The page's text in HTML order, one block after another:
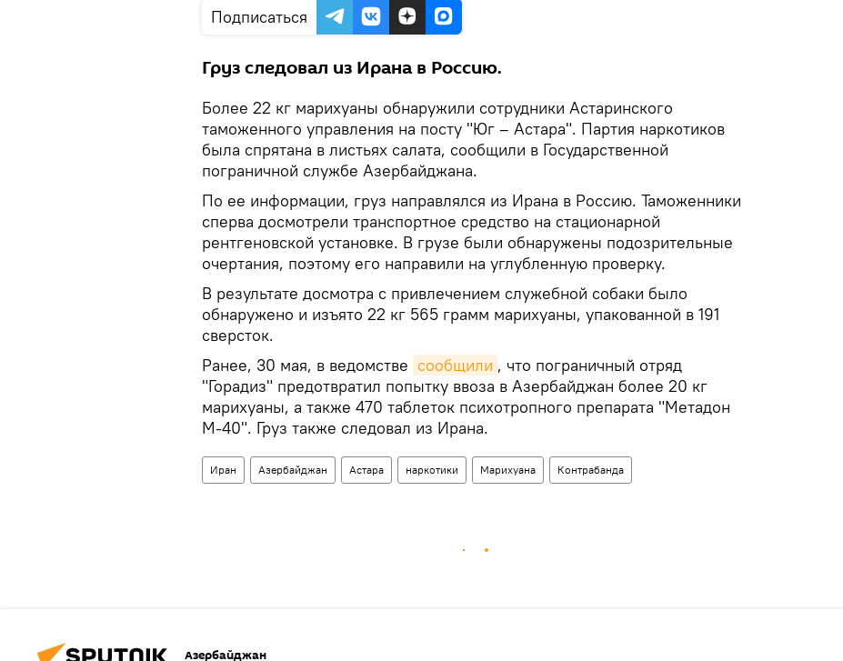
Подписаться
Груз следовал из Ирана в Россию.
Более 22 кг марихуаны обнаружили сотрудники Астаринского
таможенного управления на посту "Юг – Астара". Партия наркотиков
была спрятана в листьях салата, сообщили в Государственной
пограничной службе Азербайджана.
По ее информации, груз направлялся из Ирана в Россию. Таможенники
сперва досмотрели транспортное средство на стационарной
рентгеновской установке. В грузе были обнаружены подозрительные
очертания, поэтому его направили на углубленную проверку.
В результате досмотра с привлечением служебной собаки было
обнаружено и изъято 22 кг 565 грамм марихуаны, упакованной в 191
сверсток.
Ранее, 30 мая, в ведомстве сообщили , что пограничный отряд
"Горадиз" предотвратил попытку ввоза в Азербайджан более 20 кг
марихуаны, а также 470 таблеток психотропного препарата "Метадон
М-40". Груз также следовал из Ирана.
Иран Азербайджан Астара наркотики Марихуана Контрабанда
Азербайджан